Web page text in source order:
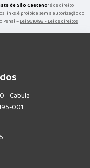
de São Caetano" é de direito
links, é proibida sem a autorização do
Penal –Lei 9610/98 - Lei de direitos
- Cabula
001